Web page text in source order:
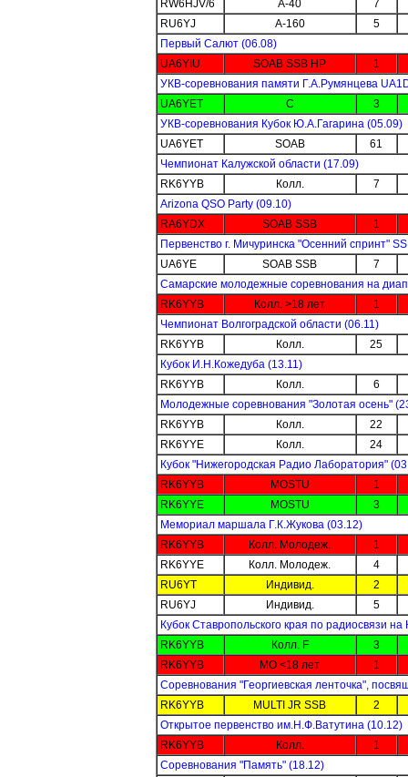
RW6HJV/6 A-40
7
RU6YJ
A-160
5
Первый Салют (06.08)
UA6YIU
SOAB SSB HP
1
УКВ-соревнования памяти Г.А.Румянцева
UA6YET
C
3
УКВ-соревнования Кубок Ю.А.Гагарина (05.09)
UA6YET
SOAB
61
Чемпионат Калужской области (17.09)
RK6YYB
Колл.
7
Arizona QSO Party (09.10)
RA6YDX
SOAB SSB
1
Первенство г. Мичуринска "Осенний спринт"
UA6YE
SOAB SSB
7
Самарские молодежные соревнования на
RK6YYB
Колл. >18 лет
1
Чемпионат Волгоградской области (06.11)
RK6YYB
Колл.
25
Кубок И.Н.Кожедуба (13.11)
RK6YYB
Колл.
6
Молодежные соревнования "Золотая осень"
RK6YYB
Колл.
22
RK6YYE
Колл.
24
Кубок "Нижегородская Радио Лаборатория"
RK6YYB
MOSTU
1
RK6YYE
MOSTU
3
Мемориал маршала Г.К.Жукова (03.12)
RK6YYB
Колл. Молодеж.
1
RK6YYE
Колл. Молодеж.
4
RU6YT
Индивид.
2
RU6YJ
Индивид.
5
Кубок Ставропольского края по радиосвязи на
RK6YYB
Колл. F
3
RK6YYB
MO <18 лет
1
Соревнования "Георгиевская ленточка",
RK6YYB
MULTI JR SSB
2
Открытое первенство им.Н.Ф.Ватутина (10.12)
RK6YYB
Колл.
1
Соревнования "Память" (18.12)